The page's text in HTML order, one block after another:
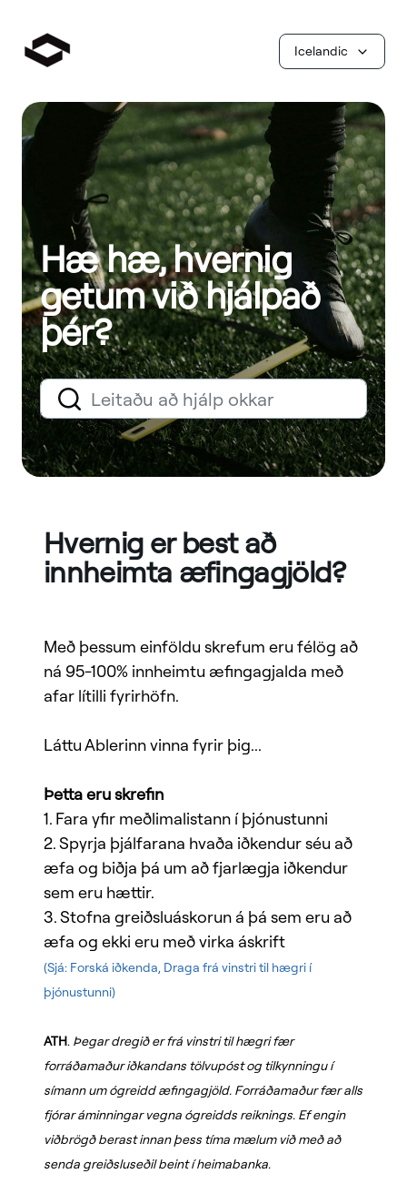
Icelandic
Hæ hæ, hvernig
getum við hjálpað
þér?
Hvernig er best að
innheimta æfingagjöld?
Með þessum einföldu skrefum eru félög að
ná 95-100% innheimtu æfingagjalda með
afar lítilli fyrirhöfn.
Láttu Ablerinn vinna fyrir þig...
Þetta eru skrefin
1. Fara yfir meðlimalistann í þjónustunni
2. Spyrja þjálfarana hvaða iðkendur séu að
æfa og biðja þá um að fjarlægja iðkendur
sem eru hættir.
3. Stofna greiðsluáskorun á þá sem eru að
æfa og ekki eru með virka áskrift
(Sjá: Forská iðkenda, Draga frá vinstri til hægri í
þjónustunni)
ATH. Þegar dregið er frá vinstri til hægri fær
forráðamaður iðkandans tölvupóst og tilkynningu í
símann um ógreidd æfingagjöld. Forráðamaður fær alls
fjórar áminningar vegna ógreidds reiknings. Ef engin
viðbrögð berast innan þess tíma mælum við með að
senda greiðsluseðil beint í heimabanka.